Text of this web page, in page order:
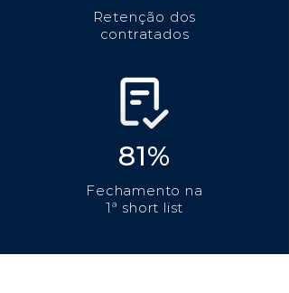
Retenção dos
contratados
81%
Fechamento na
1ª short list